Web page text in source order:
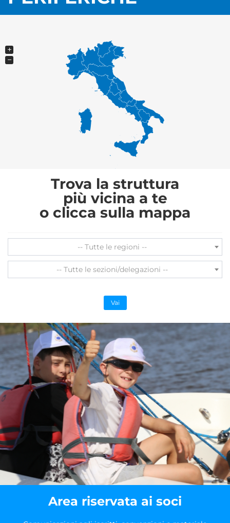
+
−
Trova la struttura
più vicina a te
o clicca sulla mappa
-- Tutte le regioni --
-- Tutte le sezioni/delegazioni --
Vai
Area riservata ai soci